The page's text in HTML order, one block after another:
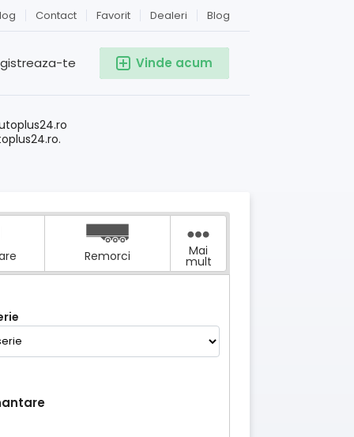
Blog
Dealeri
Favorit
Contact
Vinde acum
te
Remorci Mai
mult